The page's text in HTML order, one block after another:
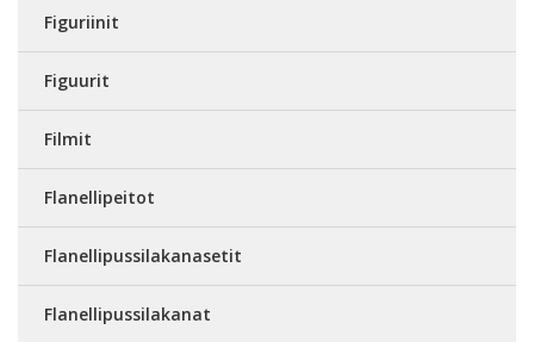
Figuriinit
Figuurit
Filmit
Flanellipeitot
Flanellipussilakanasetit
Flanellipussilakanat